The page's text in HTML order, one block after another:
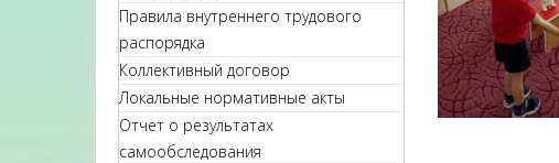
Правила внутреннего трудового
распорядка
Коллективный договор
Локальные нормативные акты
Отчет о результатах
самообследования